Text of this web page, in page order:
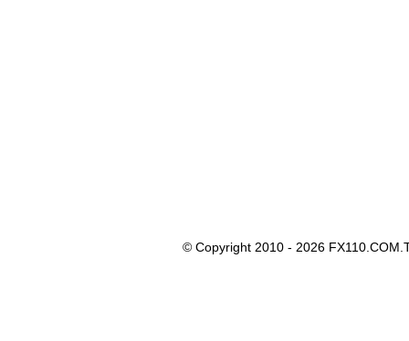
© Copyright 2010 - 2026